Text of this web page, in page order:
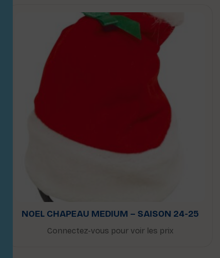
NOEL CHAPEAU MEDIUM – SAISON 24-25
Connectez-vous pour voir les prix